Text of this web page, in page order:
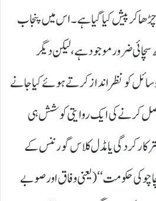
کر پیش کیا گیا ہے۔ اس میں پنجاب
ضرور موجود ہے، لیکن دیگر
کو نظر انداز کرتے ہوئے کیا جانے
حاصل کرنے کی ایک روایتی کوشش ہی
کارکردگی یا مڈل کلاس گورننس کے
کی حکومت‘‘ ( یعنی وفاق اور صوبے